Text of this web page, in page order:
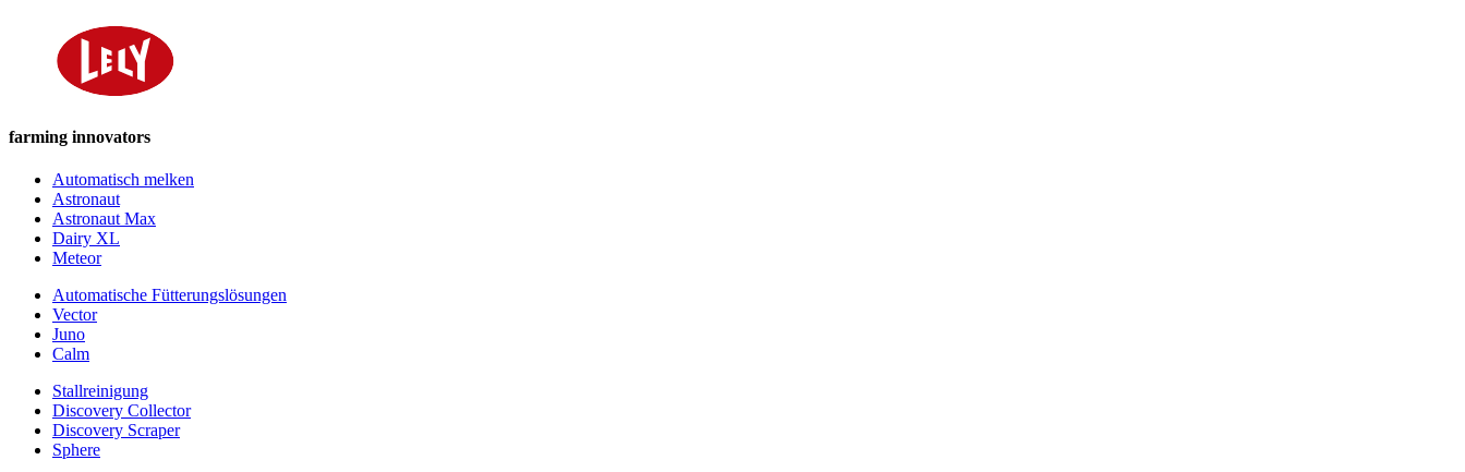
farming innovators
Automatisch melken
Astronaut
Astronaut Max
Dairy XL
Meteor
Automatische Fütterungslösungen
Vector
Juno
Calm
Stallreinigung
Discovery Collector
Discovery Scraper
Sphere